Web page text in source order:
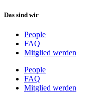
Das sind wir
People
FAQ
Mitglied werden
People
FAQ
Mitglied werden